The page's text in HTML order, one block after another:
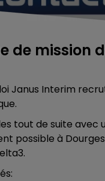
de mission
Janus Interim
tout de suite avec
possible à